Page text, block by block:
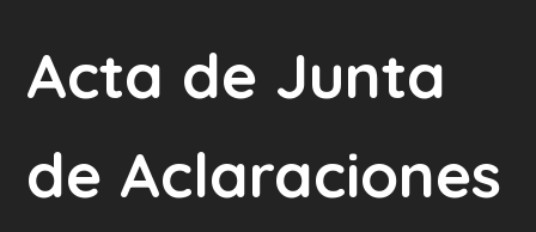
Acta de Junta
de Aclaraciones